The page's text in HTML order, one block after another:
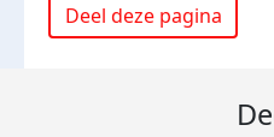
Deel deze pagina